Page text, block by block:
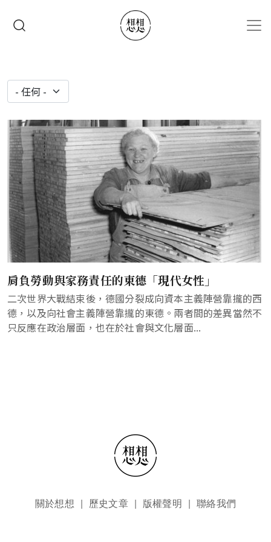
肩負勞動與家務責任的東德「現代女性」
二次世界大戰結束後，德國分裂成向資本主義陣營靠攏的西
德，以及向社會主義陣營靠攏的東德。兩者間的差異當然不
只反應在政治層面，也在於社會與文化層面...
頁尾選單關於想想 歷史文章 版權聲明 聯絡我們